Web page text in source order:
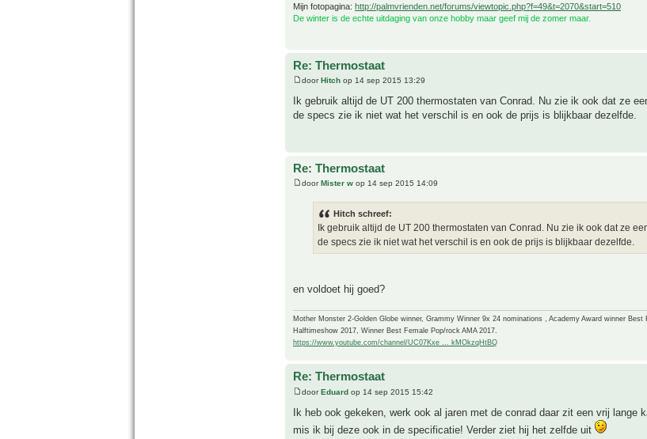
Mijn fotopagina: http://palmvrienden.net/forums/viewtopic.php?f=49&t=2070&start=510
De winter is de echte uitdaging van onze hobby maar geef mij de zomer maar.
Re: Thermostaat
doorHitch op 14 sep 2015 13:29
Ik gebruik altijd de UT 200 thermostaten van Conrad. Nu zie ik ook dat ze
de specs zie ik niet wat het verschil is en ook de prijs is blijkbaar dezelfde.
Re: Thermostaat
doorMister w op 14 sep 2015 14:09
Hitch schreef:
Ik gebruik altijd de UT 200 thermostaten van Conrad. Nu zie ik ook dat ze
de specs zie ik niet wat het verschil is en ook de prijs is blijkbaar dezelfde.
en voldoet hij goed?
Mother Monster 2-Golden Globe winner, Grammy Winner 9x 24 nominations , Academy Award winner Best
Halftimeshow 2017, Winner Best Female Pop/rock AMA 2017.
https://www.youtube.com/channel/UC07Kxe ... kMOkzqHtBQ
Re: Thermostaat
doorEduard op 14 sep 2015 15:42
Ik heb ook gekeken, werk ook al jaren met de conrad daar zit een vrij lange
mis ik bij deze ook in de specificatie! Verder ziet hij het zelfde uit